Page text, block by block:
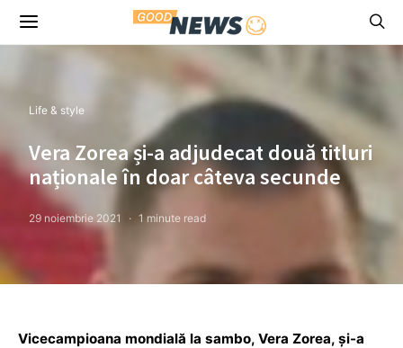
Life & style
Vera Zorea și-a adjudecat două titluri
naționale în doar câteva secunde
29 noiembrie 2021 1 minute read
Vicecampioana mondială la sambo, Vera Zorea, și-a